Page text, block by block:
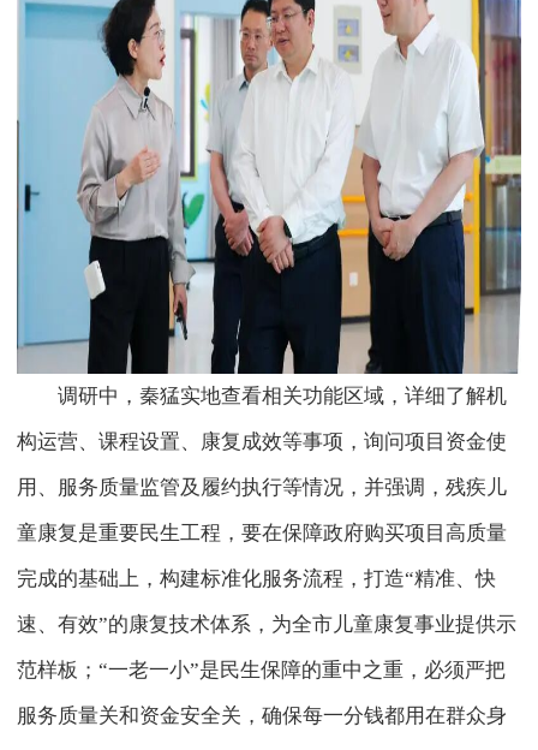
调研中，秦猛实地查看相关功能区域，详细了解机
构运营、课程设置、康复成效等事项，询问项目资金使
用、服务质量监管及履约执行等情况，并强调，残疾儿
童康复是重要民生工程，要在保障政府购买项目高质量
完成的基础上，构建标准化服务流程，打造“精准、快
速、有效”的康复技术体系，为全市儿童康复事业提供示
范样板；“一老一小”是民生保障的重中之重，必须严把
服务质量关和资金安全关，确保每一分钱都用在群众身